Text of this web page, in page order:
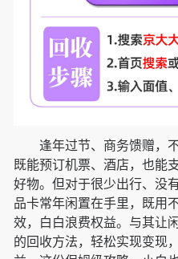
逢年过节、商务馈赠，
既能预订机票、酒店，也能
好物。但对于很少出行、没
品卡常年闲置在手里，既用
效，白白浪费权益。与其让
的回收方法，轻松实现变现